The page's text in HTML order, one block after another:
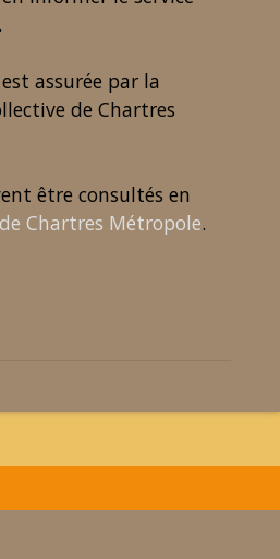
assurée par la
de Chartres
être consultés en
Chartres Métropole.